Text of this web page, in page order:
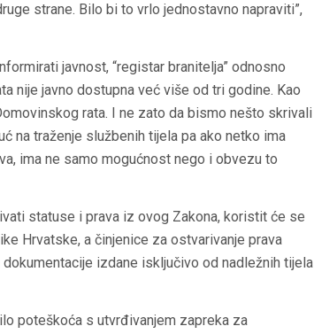
strane. Bilo bi to vrlo jednostavno napraviti”,
javnost, “registar branitelja” odnosno
nije javno dostupna već više od tri godine. Kao
rata. I ne zato da bismo nešto skrivali
na traženje službenih tijela pa ako netko ima
ima ne samo mogućnost nego i obvezu to
statuse i prava iz ovog Zakona, koristit će se
Hrvatske, a činjenice za ostvarivanje prava
izdane isključivo od nadležnih tijela
poteškoća s utvrđivanjem zapreka za